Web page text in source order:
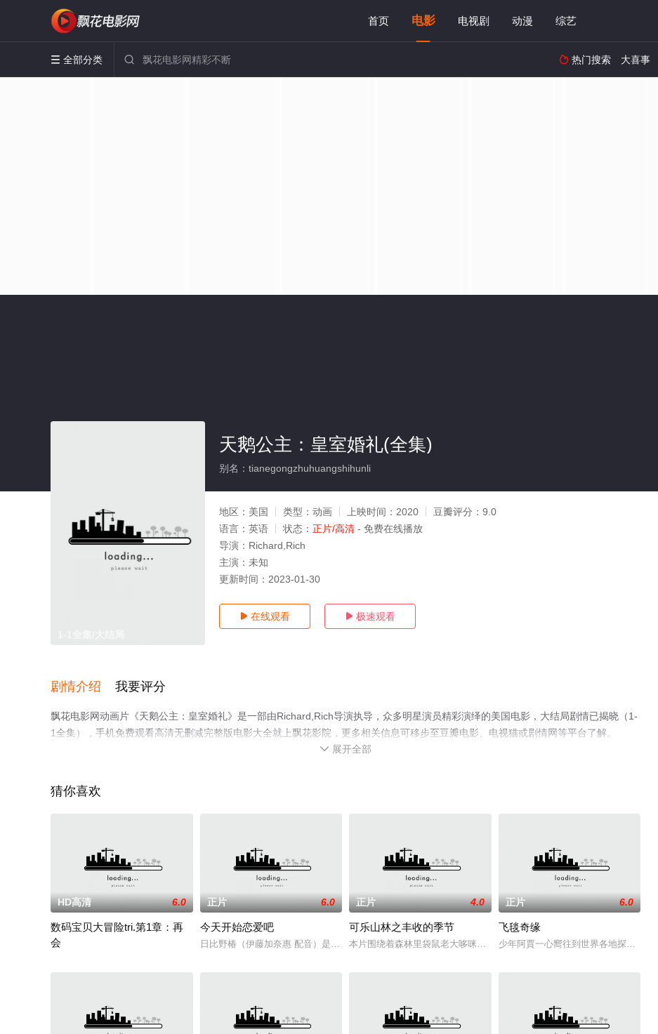
首页 电影 电视剧 动漫 综艺
 全部分类   热门搜索 大喜事
天鹅公主：皇室婚礼(全集)
别名：tianegongzhuhuangshihunli
地区： 美国 类型： 动画 上映时间： 2020 豆瓣评分： 9.0
语言： 英语 状态： 正片/高清 - 免费在线播放
导演： Richard,Rich
主演： 未知
更新时间： 2023-01-30
 在线观看  极速观看
剧情介绍 我要评分
飘花电影网动画片《天鹅公主：皇室婚礼》是一部由Richard,Rich导演执导，众多明星演员精彩演绎的美国电影，大结局剧情已揭晓（1-
1全集），手机免费观看高清无删减完整版电影大全就上飘花影院，更多相关信息可移步至豆瓣电影、电视猫或剧情网等平台了解。
 展开全部
猜你喜欢
HD高清 6.0
数码宝贝大冒险tri.第1章：再
会
正片 6.0
今天开始恋爱吧
日比野椿（伊藤加奈惠 配音）是一个普通的女高中生，由于其老土的外表和古板的个性，同学们送给了她“昭和女”
正片 4.0
可乐山林之丰收的季节
本片围绕着森林里袋鼠老大哆咪与生性鲁蛮、贪玩的小狐狸咿达之间发生的
正片 6.0
飞毯奇缘
少年阿賈一心嚮往到世界各地探險，